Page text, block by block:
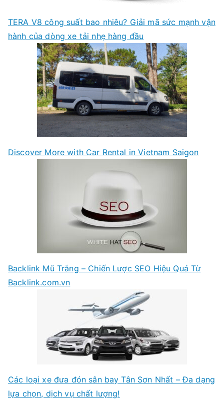
TERA V8 công suất bao nhiêu? Giải mã sức mạnh vận
hành của dòng xe tải nhẹ hàng đầu
Discover More with Car Rental in Vietnam Saigon
Backlink Mũ Trắng – Chiến Lược SEO Hiệu Quả Từ
Backlink.com.vn
Các loại xe đưa đón sân bay Tân Sơn Nhất – Đa dạng
lựa chọn, dịch vụ chất lượng!